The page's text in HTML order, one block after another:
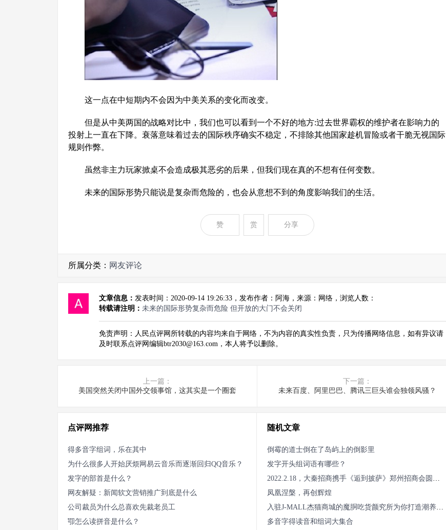
这一点在中短期内不会因为中美关系的变化而改变。
但是从中美两国的战略对比中，我们也可以看到一个不好的地方:过去世界霸权的维护者在影响力的
投射上一直在下降。衰落意味着过去的国际秩序确实不稳定，不排除其他国家趁机冒险或者干脆无视国际
规则作弊。
虽然非主力玩家掀桌不会造成极其恶劣的后果，但我们现在真的不想有任何变数。
未来的国际形势只能说是复杂而危险的，也会从意想不到的角度影响我们的生活。
赞 赏 分享
所属分类： 网友评论
文章信息： 发表时间：2020-09-14 19:26:33，发布作者：阿海，来源：网络，浏览人数：
转载请注明： 未来的国际形势复杂而危险 但开放的大门不会关闭
免责声明：人民点评网所转载的内容均来自于网络，不为内容的真实性负责，只为传播网络信息，如有异议请
及时联系点评网编辑btr2030@163.com，本人将予以删除。
上一篇：
美国突然关闭中国外交领事馆，这其实是一个圈套
下一篇：
未来百度、阿里巴巴、腾讯三巨头谁会独领风骚？
点评网推荐
得多音字组词，乐在其中
为什么很多人开始厌烦网易云音乐而逐渐回归QQ音乐？
发字的部首是什么？
网友解疑：新闻软文营销推广到底是什么
公司裁员为什么总喜欢先裁老员工
卾怎么读拼音是什么？
随机文章
倒霉的道士倒在了岛屿上的倒影里
发字开头组词语有哪些？
2022.2.18，大秦招商携手《逅到披萨》郑州招商会圆满举办！
凤凰涅槃，再创辉煌
入驻J-MALL杰猫商城的魔胴吃货颜究所为你打造潮养新“食”代！
多音字得读音和组词大集合